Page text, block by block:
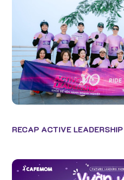
RECAP ACTIVE
Facebook
Gọi điện